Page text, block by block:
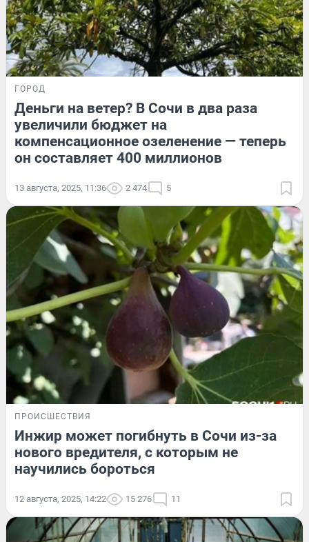
ГОРОД
Деньги на ветер? В Сочи в два раза
увеличили бюджет на
компенсационное озеленение — теперь
он составляет 400 миллионов
13 августа, 2025, 11:36 2 474 5
ПРОИСШЕСТВИЯ
Инжир может погибнуть в Сочи из-за
нового вредителя, с которым не
научились бороться
12 августа, 2025, 14:22 15 276 11